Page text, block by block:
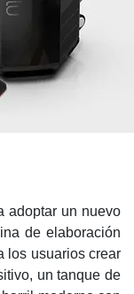
adoptar un nuevo
de elaboración
los usuarios crear
un tanque de